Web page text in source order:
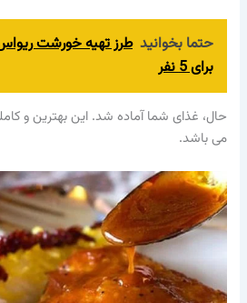
حتما بخوانید طرز تهیه خورشت
برای 5 نفر
حال، غذای شما آماده شد. این بهترین و
می باشد.